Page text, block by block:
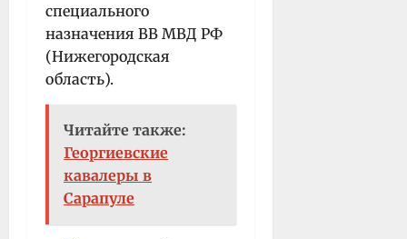
специального
назначения ВВ МВД РФ
(Нижегородская
область).
Читайте также:
Георгиевские
кавалеры в
Сарапуле